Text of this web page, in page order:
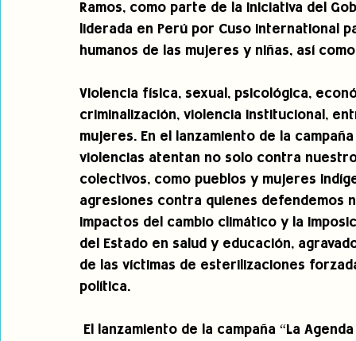
Ramos, como parte de la iniciativa del
liderada en Perú por Cuso International
humanos de las mujeres y niñas, así
Violencia física, sexual, psicológica,
criminalización, violencia institucional,
mujeres. En el lanzamiento de la
violencias atentan no solo contra
colectivos, como pueblos y mujeres
agresiones contra quienes defendemos
impactos del cambio climático y la
del Estado en salud y educación,
de las víctimas de esterilizaciones
política.
El lanzamiento de la campaña “La